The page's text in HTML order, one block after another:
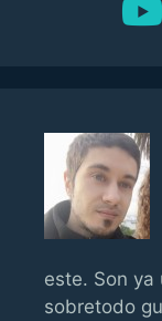
este. Son ya
sobretodo